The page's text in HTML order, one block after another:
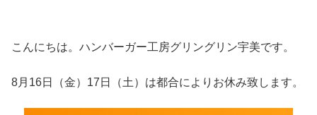
こんにちは。ハンバーガー工房グリングリン宇美です。
8月16日（金）17日（土）は都合によりお休み致します。